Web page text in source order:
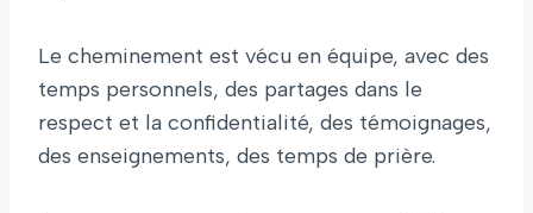
Le cheminement est vécu en équipe, avec des
temps personnels, des partages dans le
respect et la confidentialité, des témoignages,
des enseignements, des temps de prière.